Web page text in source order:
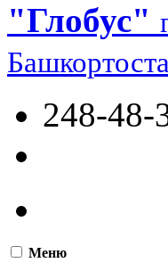
"Глобус"
248-48-
Меню